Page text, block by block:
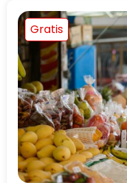
Gratis